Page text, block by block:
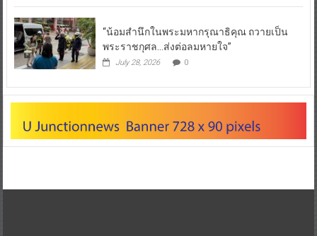
“น้อมสำนึกในพระมหากรุณาธิคุณ ถวายเป็น
พระราชกุศล…ส่งต่อลมหายใจ”
July 28, 2026 0